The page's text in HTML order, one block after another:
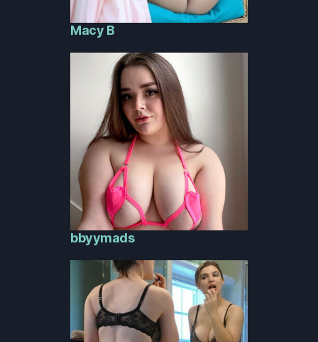
Macy B
bbyymads